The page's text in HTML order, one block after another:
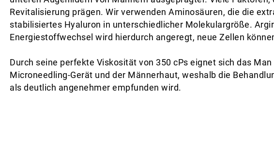
Revitalisierung prägen. Wir verwenden Aminosäuren, die die
stabilisiertes Hyaluron in unterschiedlicher Molekulargröße.
Energiestoffwechsel wird hierdurch angeregt, neue Zellen
Durch seine perfekte Viskosität von 350 cPs eignet sich das
Microneedling-Gerät und der Männerhaut, weshalb die
als deutlich angenehmer empfunden wird.